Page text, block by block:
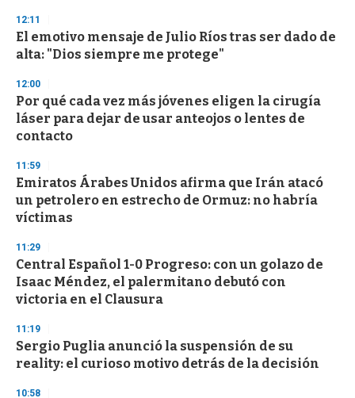
s
e
c
o
d
s
12:11
El emotivo mensaje de Julio Ríos tras ser dado de
alta: "Dios siempre me protege"
12:00
Por qué cada vez más jóvenes eligen la cirugía
láser para dejar de usar anteojos o lentes de
contacto
11:59
Emiratos Árabes Unidos afirma que Irán atacó
un petrolero en estrecho de Ormuz: no habría
víctimas
11:29
Central Español 1-0 Progreso: con un golazo de
Isaac Méndez, el palermitano debutó con
victoria en el Clausura
11:19
Sergio Puglia anunció la suspensión de su
reality: el curioso motivo detrás de la decisión
10:58